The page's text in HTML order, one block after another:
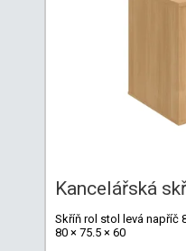
Kancelářská
Skříň rol stol levá napříč
80 × 75.5 × 60